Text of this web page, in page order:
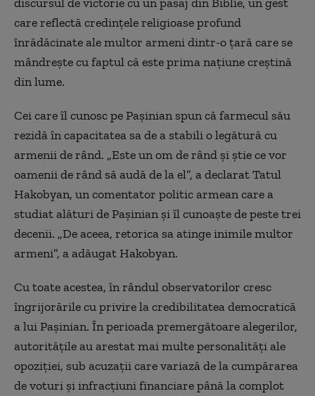
care reflectă credințele religioase profund
înrădăcinate ale multor armeni dintr-o țară care se
mândrește cu faptul că este prima națiune creștină
din lume.
Cei care îl cunosc pe Pașinian spun că farmecul său
rezidă în capacitatea sa de a stabili o legătură cu
armenii de rând. „Este un om de rând și știe ce vor
oamenii de rând să audă de la el”, a declarat Tatul
Hakobyan, un comentator politic armean care a
studiat alături de Pașinian și îl cunoaște de peste trei
decenii. „De aceea, retorica sa atinge inimile multor
armeni”, a adăugat Hakobyan.
Cu toate acestea, în rândul observatorilor cresc
îngrijorările cu privire la credibilitatea democratică
a lui Pașinian. În perioada premergătoare alegerilor,
autoritățile au arestat mai multe personalități ale
opoziției, sub acuzații care variază de la cumpărarea
de voturi și infracțiuni financiare până la complot